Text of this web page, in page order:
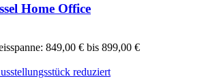
Home Office
849,00 € bis 899,00 €